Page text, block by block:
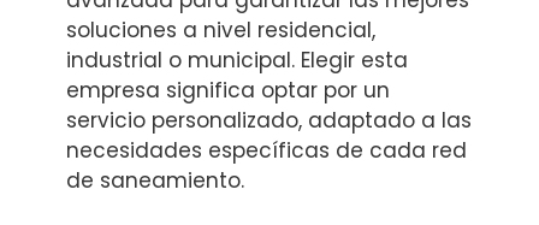
soluciones a nivel residencial,
industrial o municipal. Elegir esta
empresa significa optar por un
servicio personalizado, adaptado a las
necesidades específicas de cada red
de saneamiento.